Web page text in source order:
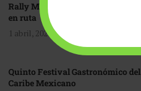
Rally Maya: Herencia automotriz
en ruta
1 abril, 2026
Quinto Festival Gastronómico del
Caribe Mexicano